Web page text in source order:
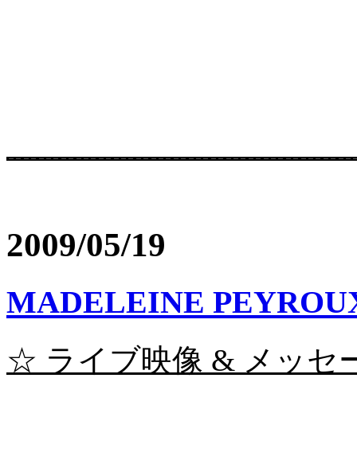
2009/05/19
MADELEINE
☆ ライブ映像 & メッセ